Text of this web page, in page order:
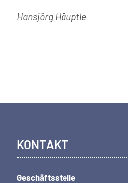
Hansjörg Häuptle
KONTAKT
Geschäftsstelle